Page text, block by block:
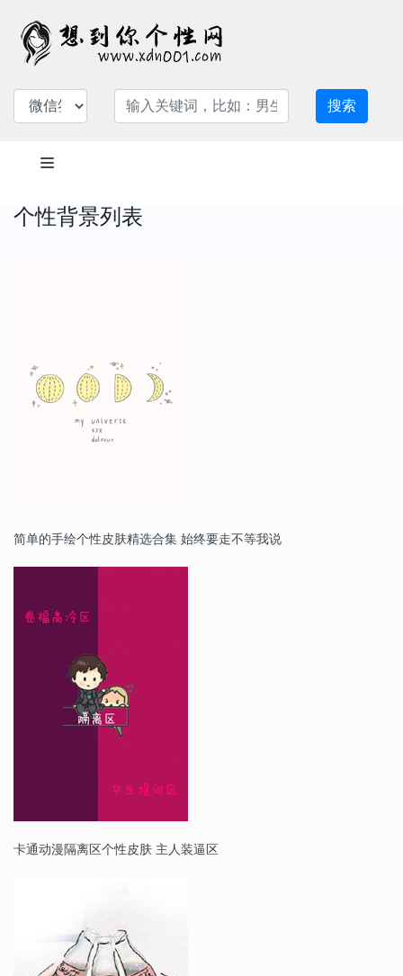
搜索
个性背景列表
简单的手绘个性皮肤精选合集 始终要走不等我说
卡通动漫隔离区个性皮肤 主人装逼区